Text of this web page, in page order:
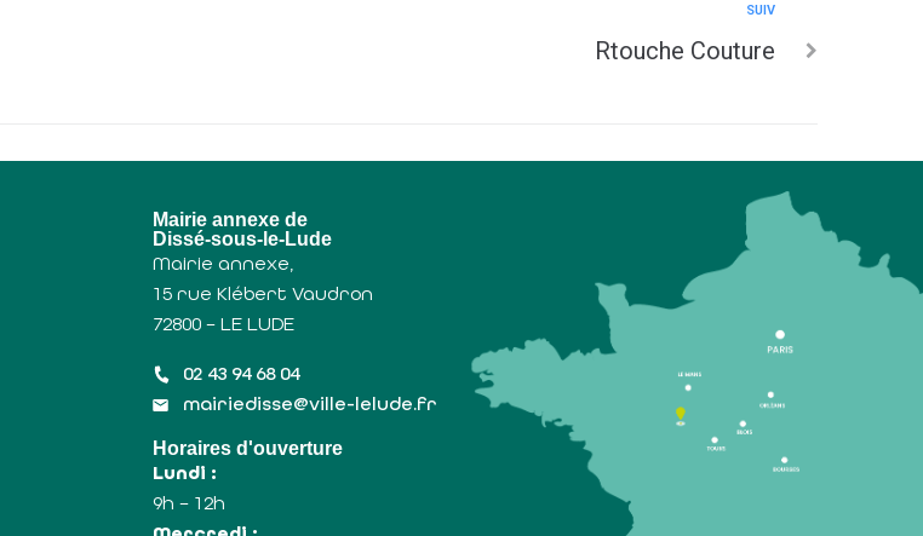
SUIV
Rtouche Couture
Mairie annexe de
Dissé-sous-le-Lude
Mairie annexe,
15 rue Klébert Vaudron
72800 – LE LUDE
02 43 94 68 04
mairiedisse@ville-lelude.fr
Horaires d'ouverture
Lundi :
9h – 12h